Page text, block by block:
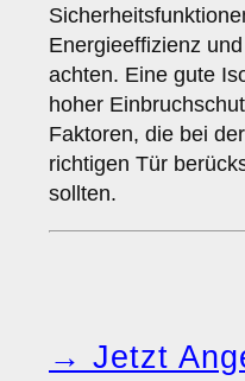
Energieeffizienz
achten. Eine gute
hoher
Faktoren, die bei
richtigen Tür
sollten.
→ Jetzt